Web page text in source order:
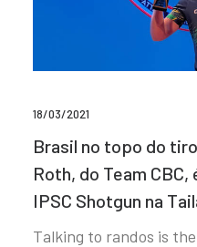
18/03/2021
Brasil no topo do
Roth, do Team CBC,
IPSC Shotgun na
Talking to randos is